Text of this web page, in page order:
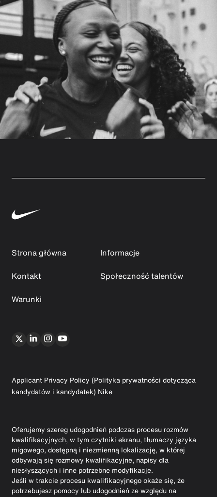
Strona główna
Informacje
Kontakt
Społeczność talentów
Warunki
Applicant Privacy Policy (Polityka prywatności dotycząca
kandydatów i kandydatek) Nike
Oferujemy szereg udogodnień podczas procesu rozmów
kwalifikacyjnych, w tym czytniki ekranu, tłumaczy języka
migowego, dostępną i niezmienną lokalizację, w której
odbywają się rozmowy kwalifikacyjne, napisy dla
niesłyszących i inne potrzebne modyfikacje.
Jeśli w trakcie procesu kwalifikacyjnego okaże się, że
potrzebujesz pomocy lub udogodnień ze względu na